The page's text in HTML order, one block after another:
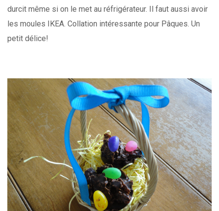
durcit même si on le met au réfrigérateur. Il faut aussi avoir
les moules IKEA. Collation intéressante pour Pâques. Un
petit délice!